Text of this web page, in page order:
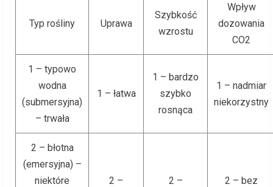
Typ rośliny Uprawa
Szybkość
wzrostu
Wpływ
dozowania
CO2
1 – typowo
wodna
(submersyjna)
– trwała
1 – łatwa
1 – bardzo
szybko
rosnąca
1 – nadmiar
niekorzystny
2 – błotna
(emersyjna) –
niektóre
2 –
2 –
2 – bez